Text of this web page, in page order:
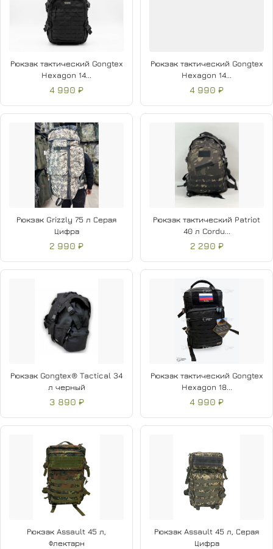
Рюкзак тактический Gongtex
Hexagon 14...
4 990 ₽
Рюкзак тактический Gongtex
Hexagon 14...
4 990 ₽
Рюкзак Grizzly 75 л Серая
Цифра
2 990 ₽
Рюкзак тактический Patriot
40 л Cordu...
2 290 ₽
Рюкзак Gongtex® Tactical 34
л черный
3 890 ₽
Рюкзак тактический Gongtex
Hexagon 18...
4 990 ₽
Рюкзак Assault 45 л,
Флектарн
Рюкзак Assault 45 л, Серая
Цифра